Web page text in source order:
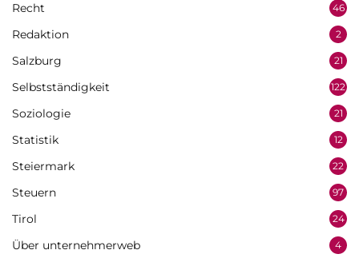
Recht 46
Redaktion 2
Salzburg 21
Selbstständigkeit 122
Soziologie 21
Statistik 12
Steiermark 22
Steuern 97
Tirol 24
Über unternehmerweb 4